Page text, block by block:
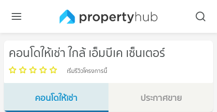
คอนโดให้เช่า ใกล้ เอ็มบีเค เซ็นเตอร์
เริ่มรีวิวโครงการนี้
คอนโดให้เช่า
ประกาศขาย